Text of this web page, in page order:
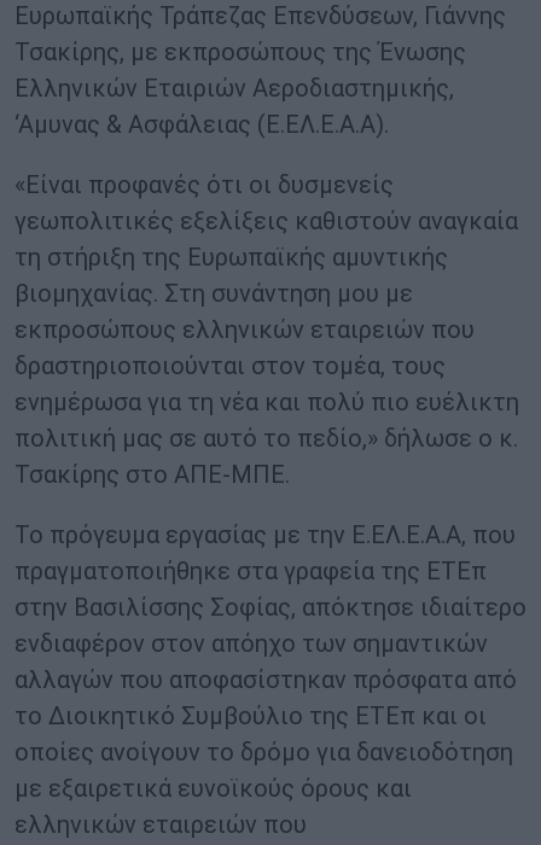
Ευρωπαϊκής Τράπεζας Επενδύσεων, Γιάννης
Τσακίρης, με εκπροσώπους της Ένωσης
Ελληνικών Εταιριών Αεροδιαστημικής,
‘Αμυνας & Ασφάλειας (Ε.ΕΛ.Ε.Α.Α).
«Είναι προφανές ότι οι δυσμενείς
γεωπολιτικές εξελίξεις καθιστούν αναγκαία
τη στήριξη της Ευρωπαϊκής αμυντικής
βιομηχανίας. Στη συνάντηση μου με
εκπροσώπους ελληνικών εταιρειών που
δραστηριοποιούνται στον τομέα, τους
ενημέρωσα για τη νέα και πολύ πιο ευέλικτη
πολιτική μας σε αυτό το πεδίο,» δήλωσε ο κ.
Τσακίρης στο ΑΠΕ-ΜΠΕ.
Το πρόγευμα εργασίας με την Ε.ΕΛ.Ε.Α.Α, που
πραγματοποιήθηκε στα γραφεία της ΕΤΕπ
στην Βασιλίσσης Σοφίας, απόκτησε ιδιαίτερο
ενδιαφέρον στον απόηχο των σημαντικών
αλλαγών που αποφασίστηκαν πρόσφατα από
το Διοικητικό Συμβούλιο της ΕΤΕπ και οι
οποίες ανοίγουν το δρόμο για δανειοδότηση
με εξαιρετικά ευνοϊκούς όρους και
ελληνικών εταιρειών που